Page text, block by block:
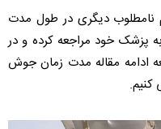
نامطلوب دیگری در طول مدت
خود مراجعه کرده و در
ادامه مقاله مدت زمان جوش